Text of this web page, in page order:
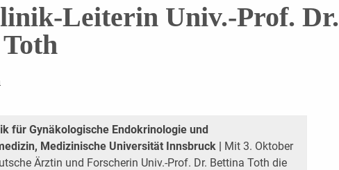
Leiterin Univ.-Prof. Dr.
für Gynäkologische Endokrinologie und
Medizinische Universität Innsbruck | Mit 3. Oktober
Ärztin und Forscherin Univ.-Prof. Dr. Bettina Toth die